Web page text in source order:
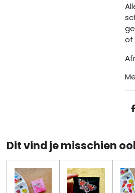
of
D
Dit vind je misschien